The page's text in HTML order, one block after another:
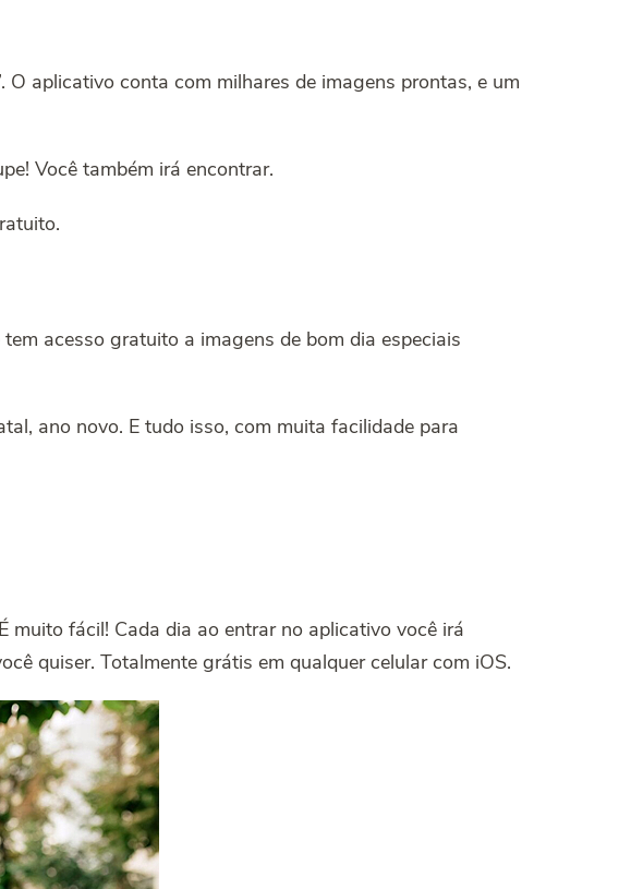
aplicativo conta com milhares de imagens prontas, e um
Você também irá encontrar.
acesso gratuito a imagens de bom dia especiais
ano novo. E tudo isso, com muita facilidade para
muito fácil! Cada dia ao entrar no aplicativo você irá
quiser. Totalmente grátis em qualquer celular com iOS.